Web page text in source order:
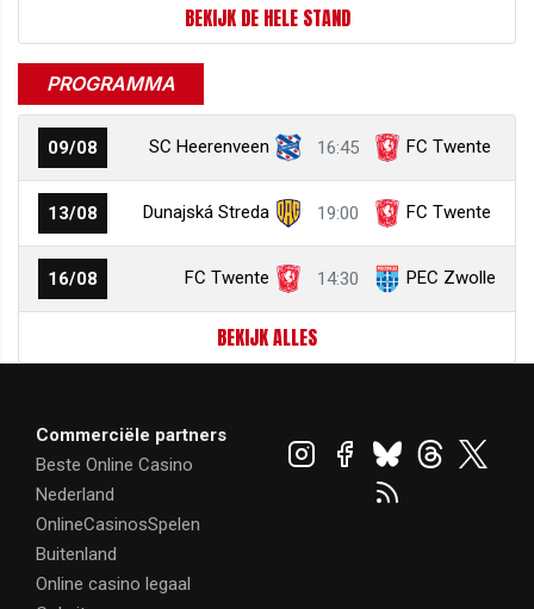
BEKIJK DE HELE STAND
PROGRAMMA
09/08 SC Heerenveen 16:45 FC Twente
13/08 Dunajská Streda 19:00 FC Twente
16/08 FC Twente 14:30 PEC Zwolle
BEKIJK ALLES
Commerciële partners
Beste Online Casino
Nederland
OnlineCasinosSpelen
Buitenland
Online casino legaal